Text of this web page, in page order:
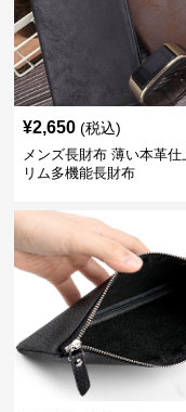
¥2,650 (税込)
メンズ長財布 薄い本革仕
リム多機能長財布